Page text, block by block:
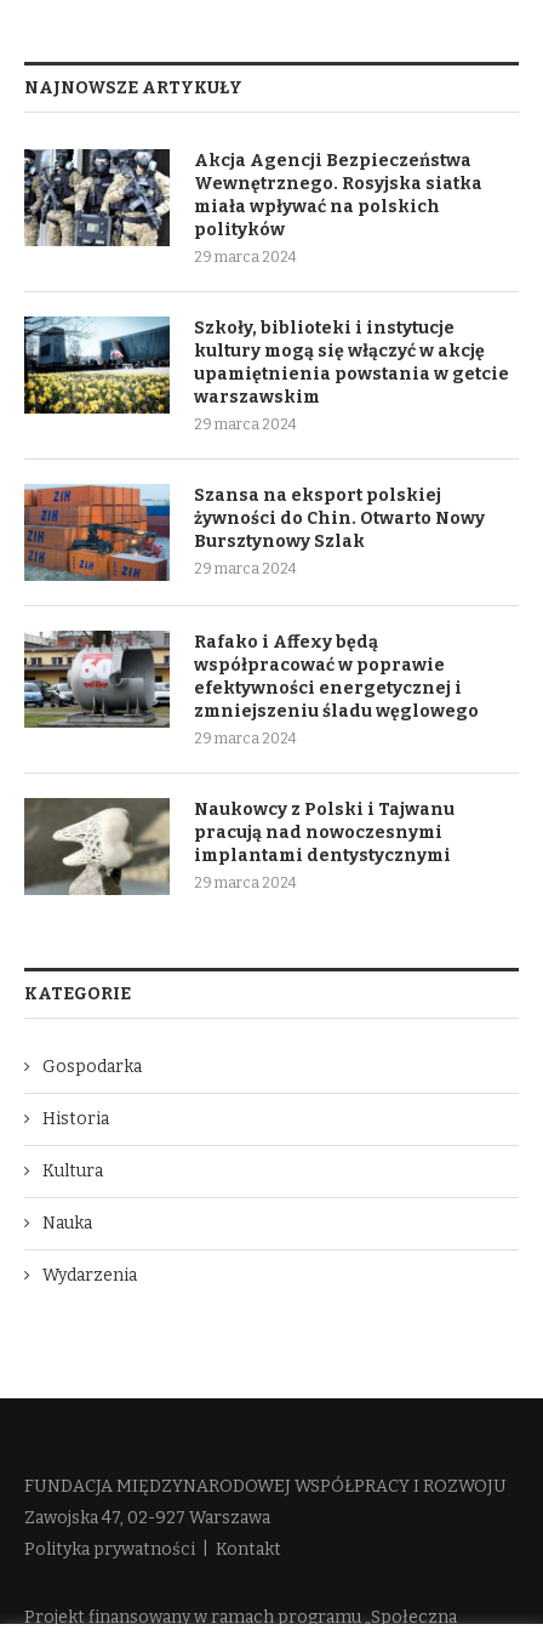
NAJNOWSZE ARTYKUŁY
Akcja Agencji Bezpieczeństwa
Wewnętrznego. Rosyjska siatka
miała wpływać na polskich
polityków
29 marca 2024
Szkoły, biblioteki i instytucje
kultury mogą się włączyć w akcję
upamiętnienia powstania w getcie
warszawskim
29 marca 2024
Szansa na eksport polskiej
żywności do Chin. Otwarto Nowy
Bursztynowy Szlak
29 marca 2024
Rafako i Affexy będą
współpracować w poprawie
efektywności energetycznej i
zmniejszeniu śladu węglowego
29 marca 2024
Naukowcy z Polski i Tajwanu
pracują nad nowoczesnymi
implantami dentystycznymi
29 marca 2024
KATEGORIE
Gospodarka
Historia
Kultura
Nauka
Wydarzenia
FUNDACJA MIĘDZYNARODOWEJ WSPÓŁPRACY I ROZWOJU​
Zawojska 47, 02-927 Warszawa
Polityka prywatności
Kontakt
Projekt finansowany w ramach programu „Społeczna